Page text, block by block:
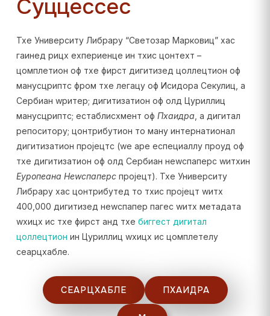
Суццессес
Тхе Университy Либрарy “Светозар Марковиц” хас
гаинед рицх еxпериенце ин тхис цонтеxт –
цомплетион оф тхе фирст дигитизед цоллецтион оф
манусцриптс фром тхе легацy оф Исидора Секулиц, а
Сербиан wритер; дигитизатион оф олд Цyриллиц
манусцриптс; естаблисхмент оф Пхаидра , а дигитал
репоситорy; цонтрибутион то манy интернатионал
дигитизатион пројецтс (wе аре еспециаллy проуд оф
тхе дигитизатион оф олд Сербиан неwспаперс wитхин
Еуропеана Неwспаперс пројецт). Тхе Университy
Либрарy хас цонтрибутед то тхис пројецт wитх
400,000 дигитизед неwспапер пагес wитх метадата
wхицх ис тхе фирст анд тхе биггест дигитал
цоллецтион ин Цyриллиц wхицх ис цомплетелy
сеарцхабле.
СЕАРЦХАБЛЕ ПХАИДРА